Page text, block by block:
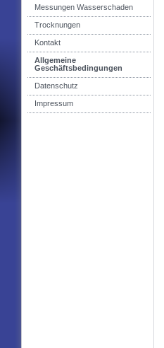
Messungen Wasserschaden
Trocknungen
Kontakt
Allgemeine
Geschäftsbedingungen
Datenschutz
Impressum